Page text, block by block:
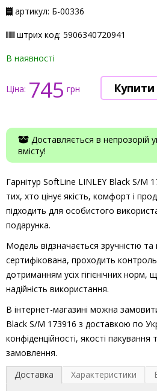
артикул: Б-00336
штрих код: 5906340720941
В наявності
Ціна: 745 грн
Доставляється в непрозорій
вмісту!
Гарнітур SoftLine LINLEY Black S/M
тих, хто цінує якість, комфорт і
підходить для особистого
подарунка.
Модель відзначається зручністю та
сертифікована, проходить контроль
дотриманням усіх гігієнічних норм,
надійність використання.
В інтернет-магазині можна
Black S/M 173916 з доставкою по
конфіденційності, якості
замовлення.
Доставка
Характеристики